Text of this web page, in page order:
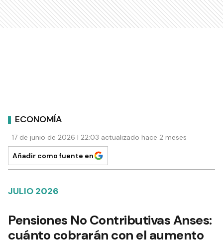
ECONOMÍA
17 de junio de 2026 | 22:03 actualizado hace 2 meses
Añadir como fuente en
JULIO 2026
Pensiones No Contributivas Anses:
cuánto cobrarán con el aumento